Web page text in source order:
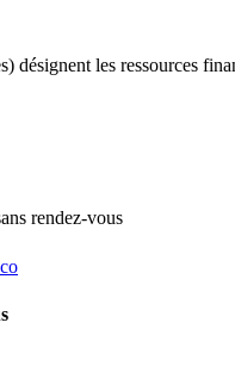
désignent les ressources
rendez-vous